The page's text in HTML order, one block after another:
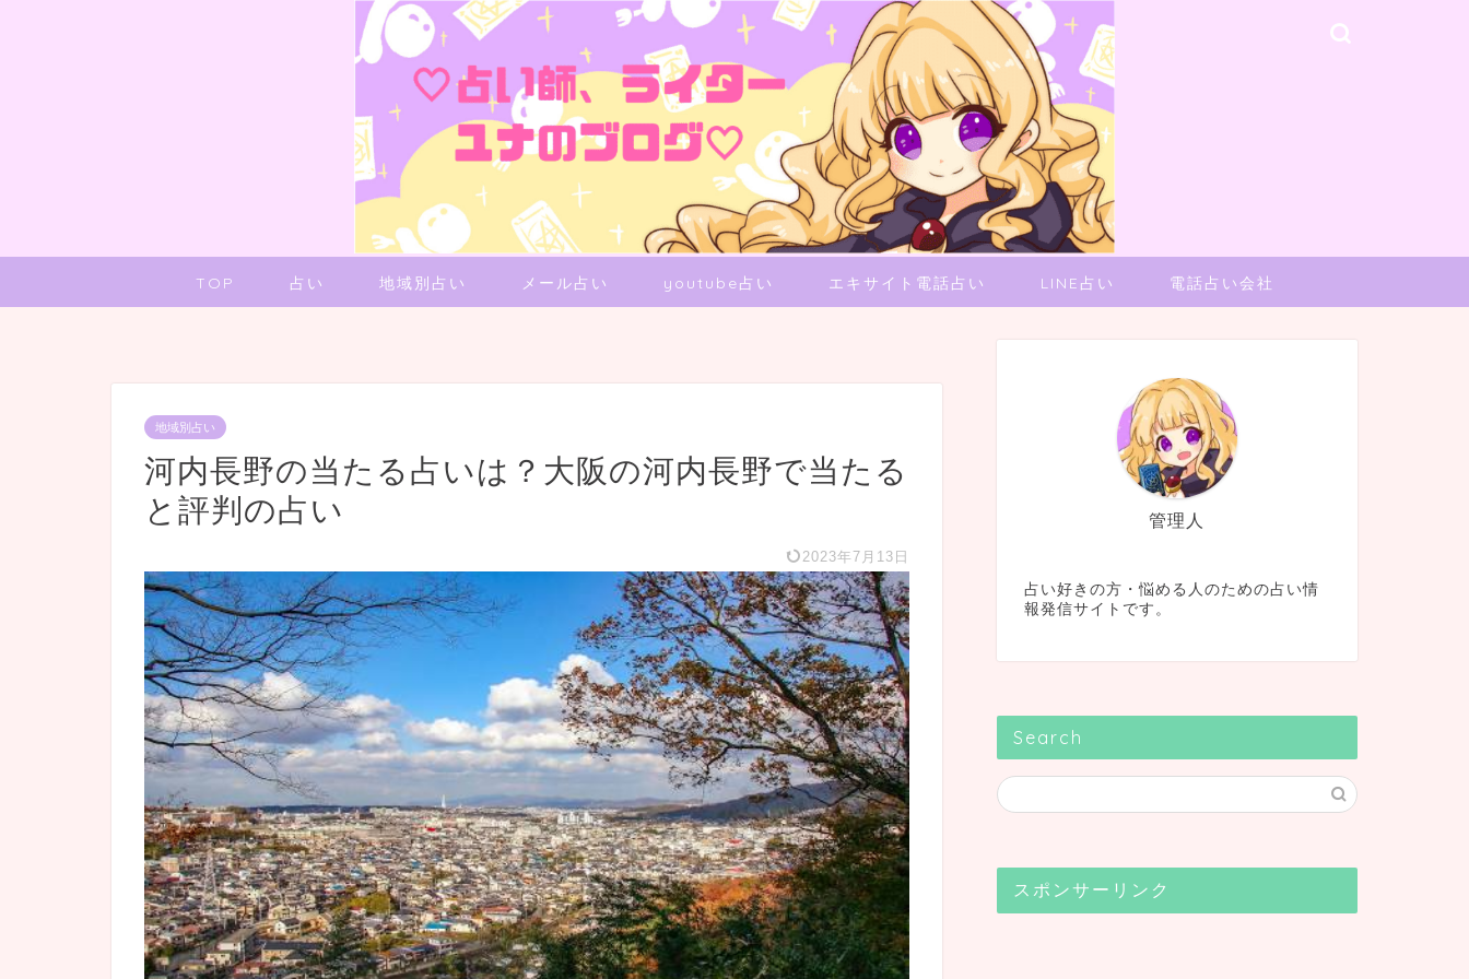
TOP 占い 地域別占い メール占い youtube占い エキサイト電話占い LINE占い 電話占い会社
地域別占い
河内長野の当たる占いは？大阪の河内長野で当たる
と評判の占い
2023年7月13日
管理人
占い好きの方・悩める人のための占い情
報発信サイトです。
Search
スポンサーリンク